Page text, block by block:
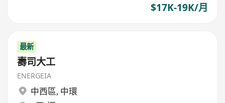
$17K-19K/月
最新
壽司大工
ENERGEIA
中西區, 中環